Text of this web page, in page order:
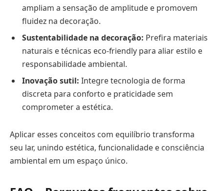
ampliam a sensação de amplitude e promovem
fluidez na decoração.
Sustentabilidade na decoração: Prefira materiais
naturais e técnicas eco-friendly para aliar estilo e
responsabilidade ambiental.
Inovação sutil: Integre tecnologia de forma
discreta para conforto e praticidade sem
comprometer a estética.
Aplicar esses conceitos com equilíbrio transforma
seu lar, unindo estética, funcionalidade e consciência
ambiental em um espaço único.